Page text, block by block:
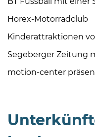
Horex-Motorradclub
Kinderattraktionen
Segeberger Zeitung
motion-center